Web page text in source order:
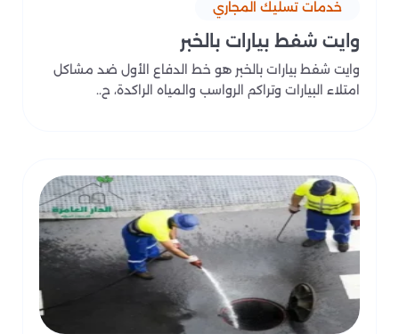
خدمات تسليك المجاري
وايت شفط بيارات بالخبر
وايت شفط بيارات بالخبر هو خط الدفاع الأول ضد مشاكل
امتلاء البيارات وتراكم الرواسب والمياه الراكدة، ح..